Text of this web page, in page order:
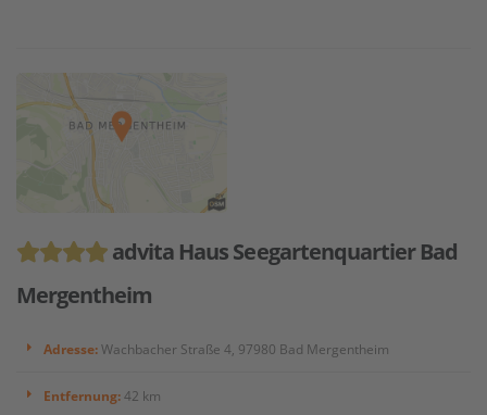
advita Haus Seegartenquartier Bad
Mergentheim
Adresse:Wachbacher Straße 4, 97980 Bad Mergentheim
Entfernung:42 km